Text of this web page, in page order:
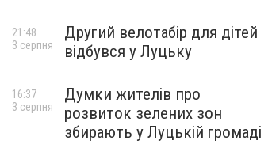
Другий велотабір для дітей
відбувся у Луцьку
21:48
3 серпня
Думки жителів про
розвиток зелених зон
збирають у Луцькій громаді
16:37
3 серпня